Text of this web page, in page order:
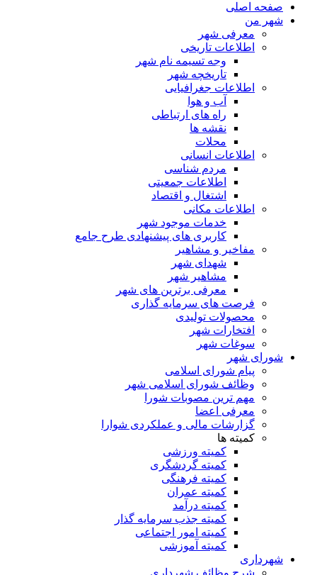
صفحه اصلی
شهر من
معرفی شهر
اطلاعات تاریخی
وجه تسیمه نام شهر
تاریخچه شهر
اطلاعات جغرافیایی
آب و هوا
راه های ارتباطی
نقشه ها
محلات
اطلاعات انسانی
مردم شناسی
اطلاعات جمعیتی
اشتغال و اقتصاد
اطلاعات مکانی
خدمات موجود شهر
کاربری های پیشنهادی طرح جامع
مفاخیر و مشاهیر
شهدای شهر
مشاهیر شهر
معرفی برترین های شهر
فرصت های سرمایه گذاری
محصولات تولیدی
افتخارات شهر
سوغات شهر
شورای شهر
پیام شورای اسلامی
وظائف شورای اسلامی شهر
مهم ترین مصوبات شورا
معرفی اعضا
گزارشات مالی و عملکردی شوارا
کمیته ها
کمیته ورزشی
کمیته گردشگری
کمیته فرهنگی
کمیته عمران
کمیته درآمد
کمیته جذب سرمایه گذار
کمیته امور اجتماعی
کمیته آموزشی
شهرداری